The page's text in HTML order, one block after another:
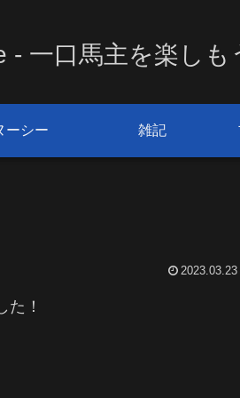
- 一口馬主を楽しも
ーシー 雑記
2023.03.23
！